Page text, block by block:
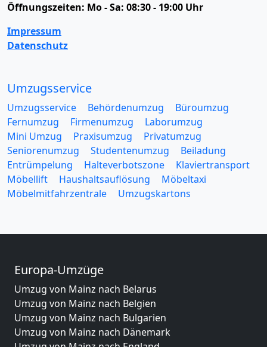
Öffnungszeiten: Mo - Sa: 08:30 - 19:00 Uhr
Impressum
Datenschutz
Umzugsservice
Umzugsservice Behördenumzug
Büroumzug
Fernumzug
Firmenumzug
Laborumzug
Mini Umzug
Praxisumzug
Privatumzug
Seniorenumzug
Studentenumzug
Beiladung
Entrümpelung
Halteverbotszone
Klaviertransport
Möbellift
Haushaltsauflösung
Möbeltaxi
Möbelmitfahrzentrale
Umzugskartons
Europa-Umzüge
Umzug von Mainz nach Belarus
Umzug von Mainz nach Belgien
Umzug von Mainz nach Bulgarien
Umzug von Mainz nach Dänemark